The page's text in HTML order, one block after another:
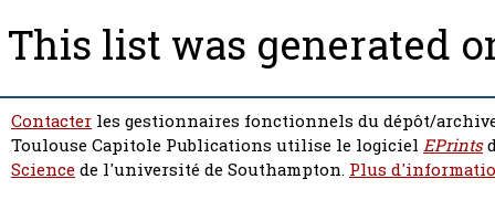
This list was generated
Contacter les gestionnaires fonctionnels du dépôt/
Toulouse Capitole Publications utilise le logiciel EPrints
Sciencede l'université de Southampton. Plus